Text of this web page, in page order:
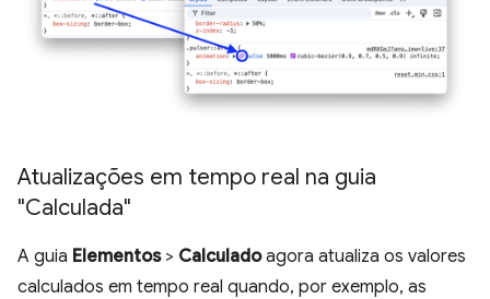
Atualizações em tempo real na guia
"Calculada"
A guia Elementos> Calculadoagora atualiza os valores
calculados em tempo real quando, por exemplo, as